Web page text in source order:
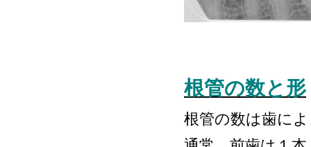
根管の数と形
根管の数は歯に